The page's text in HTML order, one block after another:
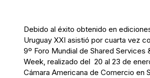
Debido al éxito obtenido en
Uruguay XXI asistió por cuarta vez
9º Foro Mundial de Shared Services
Week, realizado del 20 al 23 de
Cámara Americana de Comercio en